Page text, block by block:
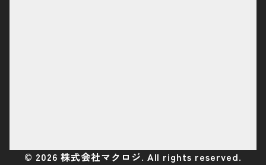
© 2026 株式会社マクロジ. All rights reserved.